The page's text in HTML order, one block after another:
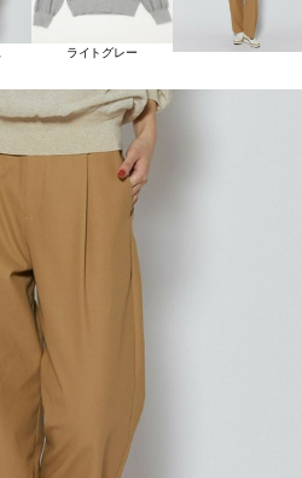
ライトグレー